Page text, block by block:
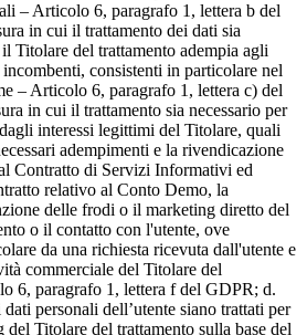
– Articolo 6, paragrafo 1, lettera b del
in cui il trattamento dei dati sia
Titolare del trattamento adempia agli
consistenti in particolare nel
– Articolo 6, paragrafo 1, lettera c) del
in cui il trattamento sia necessario per
interessi legittimi del Titolare, quali
adempimenti e la rivendicazione
Contratto di Servizi Informativi ed
relativo al Conto Demo, la
delle frodi o il marketing diretto del
o il contatto con l'utente, ove
da una richiesta ricevuta dall'utente e
commerciale del Titolare del
6, paragrafo 1, lettera f del GDPR; d.
personali dell’utente siano trattati per
Titolare del trattamento sulla base del